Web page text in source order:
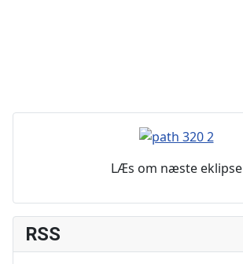
LÆs om næste eklipse
RSS